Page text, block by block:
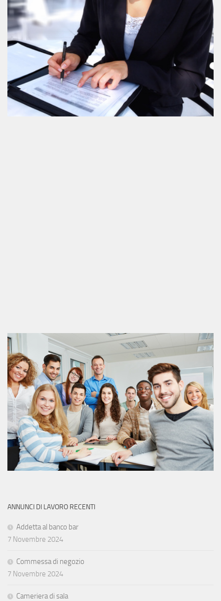
ANNUNCI DI LAVORO RECENTI
Addetta al banco bar
7 Novembre 2024
Commessa di negozio
7 Novembre 2024
Cameriera di sala